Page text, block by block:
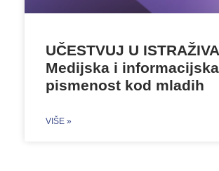
UČESTVUJ U
Medijska i informacijska
pismenost kod mladih
VIŠE »